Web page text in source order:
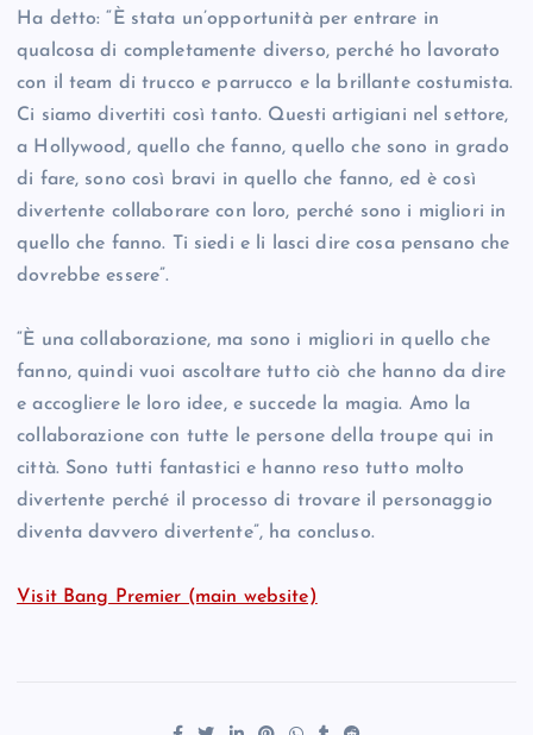
Ha detto: “È stata un’opportunità per entrare in
qualcosa di completamente diverso, perché ho lavorato
con il team di trucco e parrucco e la brillante costumista.
Ci siamo divertiti così tanto. Questi artigiani nel settore,
a Hollywood, quello che fanno, quello che sono in grado
di fare, sono così bravi in quello che fanno, ed è così
divertente collaborare con loro, perché sono i migliori in
quello che fanno. Ti siedi e li lasci dire cosa pensano che
dovrebbe essere”.
“È una collaborazione, ma sono i migliori in quello che
fanno, quindi vuoi ascoltare tutto ciò che hanno da dire
e accogliere le loro idee, e succede la magia. Amo la
collaborazione con tutte le persone della troupe qui in
città. Sono tutti fantastici e hanno reso tutto molto
divertente perché il processo di trovare il personaggio
diventa davvero divertente”, ha concluso.
Visit Bang Premier (main website)